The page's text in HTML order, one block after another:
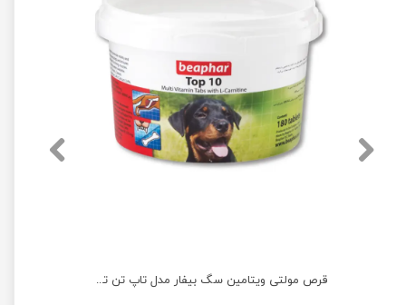
قرص مولتی ویتامین سگ بیفار مدل تاپ تن تعداد 180 عددی